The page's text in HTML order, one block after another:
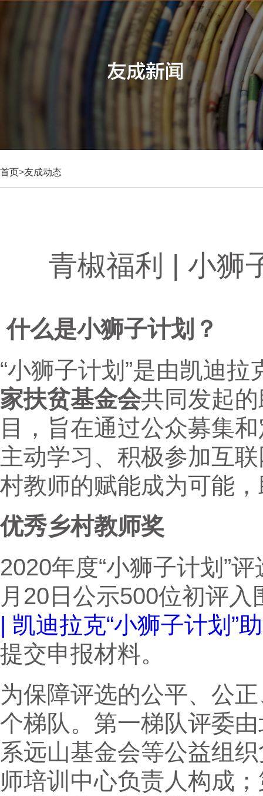
首页>友成动态
青椒福利 | 小狮
什么是小狮子计划？
“小狮子计划”是由凯迪拉
家扶贫基金会共同发起
目，旨在通过公众募集
主动学习、积极参加互
村教师的赋能成为可能
优秀乡村教师奖
2020年度“小狮子计划”
月20日公示500位初评
| 凯迪拉克“小狮子计划”
提交申报材料。
为保障评选的公平、公
个梯队。第一梯队评委
系远山基金会等公益组
师培训中心负责人构成